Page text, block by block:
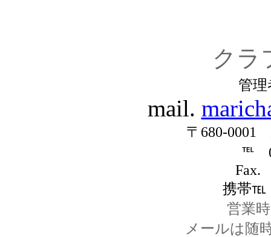
クラ
管
mail.
〒680-0001
℡
Fax.
携帯℡
営業
メールは随